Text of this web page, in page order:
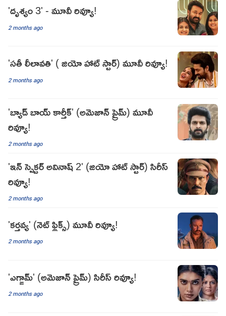
'దృశ్యం 3' - మూవీ రివ్యూ!
2 months ago
'సతీ లీలావతి' ( జియో హాట్ స్టార్) మూవీ రివ్యూ!
2 months ago
'బ్యాడ్ బాయ్ కార్తీక్' (అమెజాన్ ప్రైమ్) మూవీ
రివ్యూ!
2 months ago
'ఇన్ స్పెక్టర్ అవినాష్ 2' (జియో హాట్ స్టార్) సిరీస్
రివ్యూ!
2 months ago
'కర్తవ్య' (నెట్ ఫ్లిక్స్) మూవీ రివ్యూ!
2 months ago
'ఎగ్జామ్' (అమెజాన్ ప్రైమ్) సిరీస్ రివ్యూ!
2 months ago